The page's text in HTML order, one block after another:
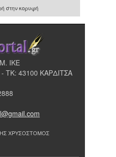
στην κορυφή
ΙΚΕ
ΤΚ: 43100 ΚΑΡΔΙΤΣΑ
ΧΡΥΣΟΣΤΟΜΟΣ